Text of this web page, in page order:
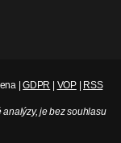
|GDPR VOP| RSS
je bez souhlasu